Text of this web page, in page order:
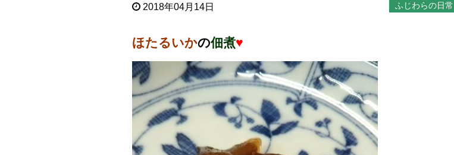
2018年04月14日 ふじわらの日常
ほたるいかの佃煮♥